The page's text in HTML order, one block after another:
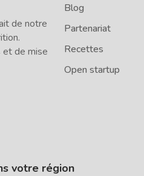
de notre
et de mise
Blog
Partenariat
Recettes
Open startup
votre région